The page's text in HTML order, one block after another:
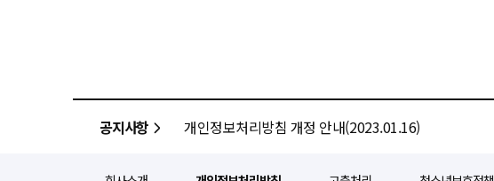
공지사항 개인정보처리방침 개정 안내(2023.01.16)